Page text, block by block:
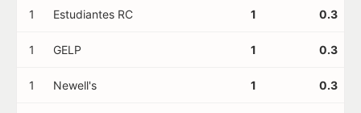
1 Estudiantes RC 1 0.3
1 GELP 1 0.3
1 Newell's 1 0.3